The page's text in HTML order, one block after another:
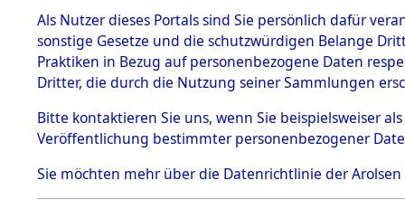
1.2.9.1
Effekten aus
dem KZ
Dachau
Effekten aus
dem KZ
Dachau,
Landesentsch
ädigungsamt
Land
Russland
Die Personalien des
wurden nach der
Inventarisierung und
Als Nutzer dieses Portals sind Sie persönlich dafür
sonstige Gesetze und die schutzwürdigen Belange
Praktiken in Bezug auf personenbezogene Daten
Dritter, die durch die Nutzung seiner Sammlungen
Bitte kontaktieren Sie uns, wenn Sie beispielsweiser
Veröffentlichung bestimmter personenbezogener
Sie möchten mehr über die Datenrichtlinie der Arolsen